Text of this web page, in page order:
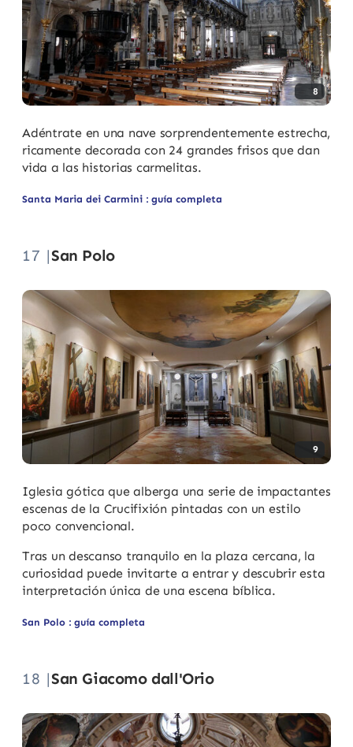
8
Adéntrate en una nave sorprendentemente estrecha,
ricamente decorada con 24 grandes frisos que dan
vida a las historias carmelitas.
Santa Maria dei Carmini : guía completa
17 |San Polo
9
Iglesia gótica que alberga una serie de impactantes
escenas de la Crucifixión pintadas con un estilo
poco convencional.
Tras un descanso tranquilo en la plaza cercana, la
curiosidad puede invitarte a entrar y descubrir esta
interpretación única de una escena bíblica.
San Polo : guía completa
18 |San Giacomo dall'Orio